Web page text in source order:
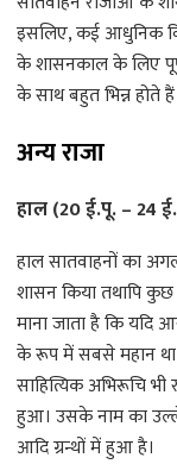
इसलिए, कई आधुनिक
के शासनकाल के लिए
के साथ बहुत भिन्न होते
अन्य राजा
हाल (20 ई.पू. – 24
हाल सातवाहनों का
शासन किया तथापि
माना जाता है कि यदि
के रूप में सबसे महान था
साहित्यिक अभिरूचि
हुआ। उसके नाम का
आदि ग्रन्थों में हुआ है।